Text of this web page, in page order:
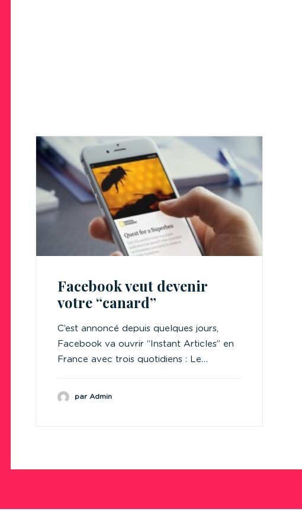
Facebook veut devenir
votre “canard”
C’est annoncé depuis quelques jours,
Facebook va ouvrir “Instant Articles” en
France avec trois quotidiens : Le…
par Admin